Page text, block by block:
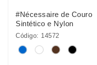
#Nécessaire de Couro
Sintético e Nylon
Código: 14572